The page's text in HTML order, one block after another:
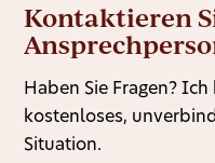
Kontaktieren
Haben Sie Fragen?
kostenloses,
Situation.